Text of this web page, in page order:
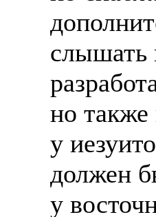
слышать
но также
у
должен
у